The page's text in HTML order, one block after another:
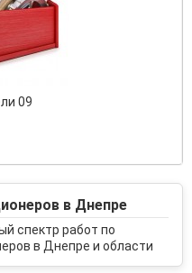
09
в Днепре
спектр работ по
в Днепре и области